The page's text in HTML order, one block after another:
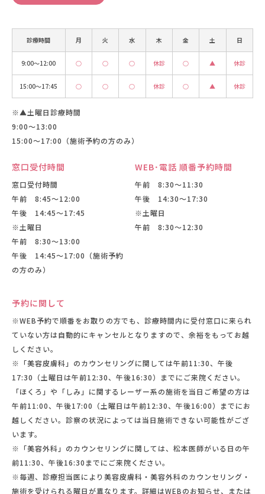
診療時間 月 火 水 木 金 土 日
9:00〜12:00 ○ ○ ○ 休診 ○ ▲ 休診
15:00〜17:45 ○ ○ ○ 休診 ○ ▲ 休診
※▲土曜日診療時間
9:00〜13:00
15:00〜17:00（施術予約の方のみ）
窓口受付時間
窓口受付時間
午前 8:45〜12:00
午後 14:45〜17:45
※土曜日
午前 8:30〜13:00
午後 14:45〜17:00（施術予約
の方のみ）
WEB･電話 順番予約時間
午前 8:30〜11:30
午後 14:30〜17:30
※土曜日
午前 8:30〜12:30
予約に関して
※WEB予約で順番をお取りの方でも、診療時間内に受付窓口に来られ
ていない方は自動的にキャンセルとなりますので、余裕をもってお越
しください。
※「美容皮膚科」のカウンセリングに関しては午前11:30、午後
17:30（土曜日は午前12:30、午後16:30）までにご来院ください。
「ほくろ」や「しみ」に関するレーザー系の施術を当日ご希望の方は
午前11:00、午後17:00（土曜日は午前12:30、午後16:00）までにお
越しください。診察の状況によっては当日施術できない可能性がござ
います。
※「美容外科」のカウンセリングに関しては、松本医師がいる日の午
前11:30、午後16:30までにご来院ください。
※毎週、診療担当医により美容皮膚科・美容外科のカウンセリング・
施術を受けられる曜日が異なります。詳細はWEBのお知らせ、または